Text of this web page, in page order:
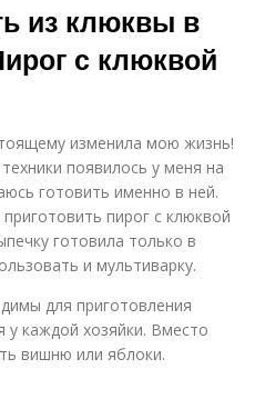
из клюквы в
с клюквой
изменила мою жизнь!
появилось у меня на
готовить именно в ней.
пирог с клюквой
готовила только в
и мультиварку.
для приготовления
у каждой хозяйки. Вместо
вишню или яблоки.